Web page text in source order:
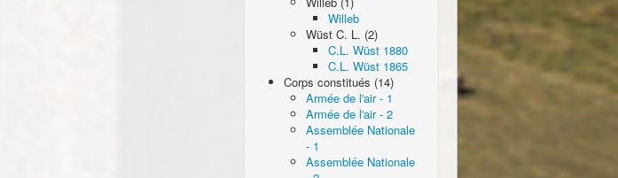
Willeb
Wüst C. L. (2)
C.L. Wüst 1880
C.L. Wüst 1865
Corps constitués (14)
Armée de l'air - 1
Armée de l'air - 2
Assemblée Nationale
- 1
Assemblée Nationale